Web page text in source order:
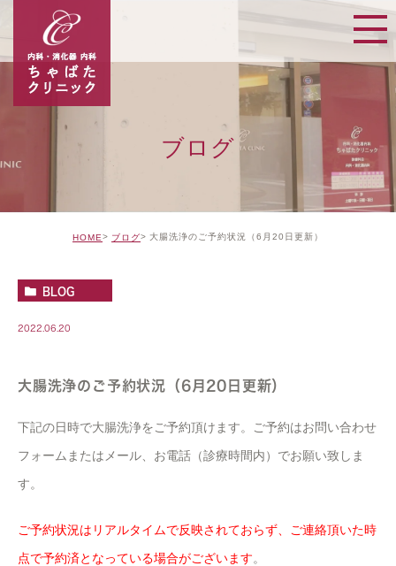
ブログ
HOME ブログ 大腸洗浄のご予約状況（6月20日更新）
BLOG
2022.06.20
大腸洗浄のご予約状況（6月20日更新）
下記の日時で大腸洗浄をご予約頂けます。ご予約はお問い合わせ
フォームまたはメール、お電話（診療時間内）でお願い致しま
す。
ご予約状況はリアルタイムで反映されておらず、ご連絡頂いた時
点で予約済となっている場合がございます。